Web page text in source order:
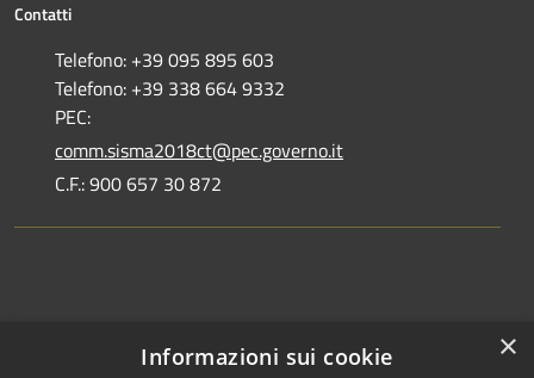
Contatti
Telefono: +39 095 895 603
Telefono: +39 338 664 9332
PEC:
comm.sisma2018ct@pec.governo.it
C.F.: 900 657 30 872
×
Informazioni sui cookie